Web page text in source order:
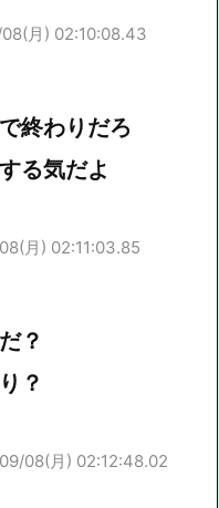
月) 02:10:08.43
終わりだろ
る気だよ
月) 02:11:03.85
？
？
08(月) 02:12:48.02